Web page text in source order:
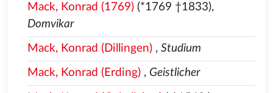
Mack, Konrad (1769)(*1769 †1833),
Domvikar
Mack, Konrad (Dillingen), Studium
Mack, Konrad (Erding), Geistlicher